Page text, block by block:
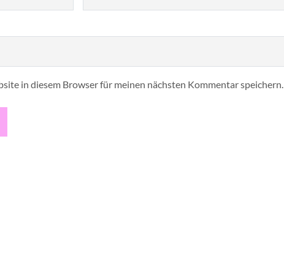
in diesem Browser für meinen nächsten Kommentar speichern.